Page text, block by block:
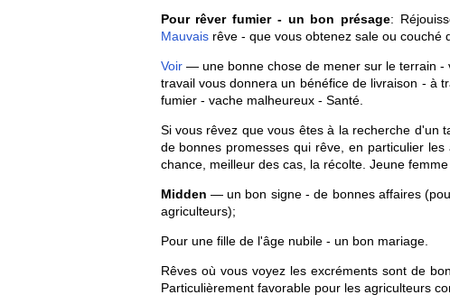
Pour rêver fumier - un bon présage:
Mauvaisrêve - que vous obtenez sale ou couché
Voir— une bonne chose de mener sur le terrain -
travail vous donnera un bénéfice de livraison - à
fumier - vache malheureux - Santé.
Si vous rêvez que vous êtes à la recherche d'un
de bonnes promesses qui rêve, en particulier
chance, meilleur des cas, la récolte. Jeune
Midden — un bon signe - de bonnes affaires
agriculteurs);
Pour une fille de l'âge nubile - un bon mariage.
Rêves où vous voyez les excréments sont de
Particulièrement favorable pour les agriculteurs